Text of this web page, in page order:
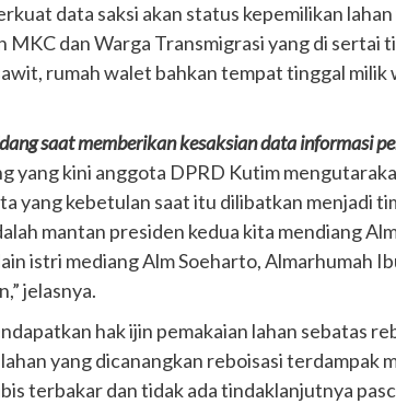
data saksi akan status kepemilikan
dan Warga Transmigrasi yang di
rumah walet bahkan tempat tinggal milik
saat memberikan kesaksian data informasi
yang kini anggota DPRD Kutim
yang kebetulan saat itu dilibatkan menjadi
mantan presiden kedua kita mendiang
istri mediang Alm Soeharto, Almarhumah
jelasnya.
hak ijin pemakaian lahan sebatas
yang dicanangkan reboisasi terdampak
terbakar dan tidak ada tindaklanjutnya